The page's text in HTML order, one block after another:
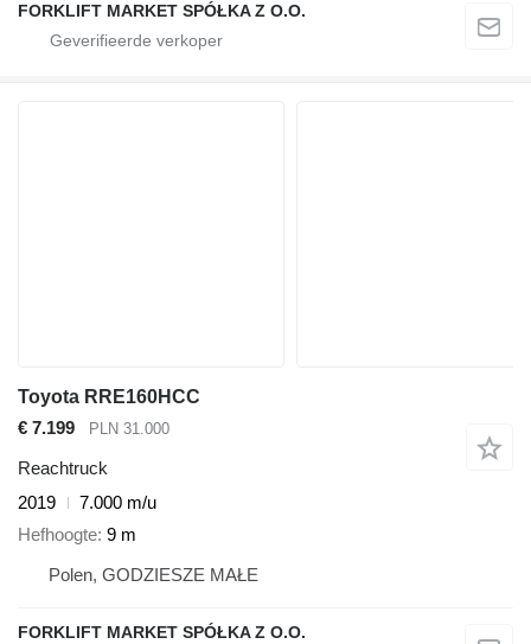
FORKLIFT MARKET SPÓŁKA Z O.O.
Toyota RRE160HCC
€ 7.199
PLN 31.000
Reachtruck
2019
7.000 m/u
Hefhoogte 9 m
Polen, GODZIESZE MAŁE
FORKLIFT MARKET SPÓŁKA Z O.O.